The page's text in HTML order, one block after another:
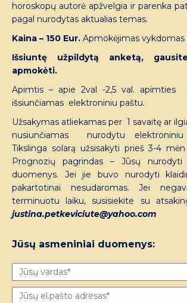
horoskopų autorė apžvelgia ir parenka
pagal nurodytas aktualias temas.
Kaina – 150 Eur. Apmokėjimas vykdomas
Išsiuntę užpildytą anketą,
apmokėti.
Apimtis – apie 2val -2,5 val. apimties
išsiunčiamas elektroniniu paštu.
Užsakymas atliekamas per 1 savaitę ar
nusiunčiamas nurodytu
Tikslinga solarą užsisakyti prieš 3-4
Prognozių pagrindas – Jūsų
duomenys. Jei jie buvo nurodyti
pakartotinai nesudaromas. Jei
terminuotu laiku, susisiekite su
justina.petkeviciute@yahoo.com
Jūsų asmeniniai duomenys: